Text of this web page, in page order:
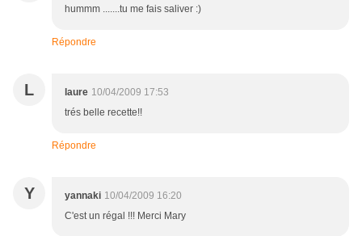
hummm .......tu me fais saliver :)
Répondre
L laure 10/04/2009 17:53
trés belle recette!!
Répondre
Y yannaki 10/04/2009 16:20
C'est un régal !!! Merci Mary